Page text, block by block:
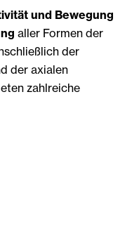
und Bewegung
aller Formen der
der
der axialen
zahlreiche